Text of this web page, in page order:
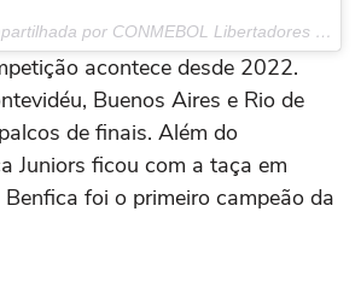
Uma publicação compartilhada por CONMEBOL Libertadores Sub 20 (@libertadoresu20)
acontece desde 2022.
Buenos Aires e Rio de
de finais. Além do
Juniors ficou com a taça em
foi o primeiro campeão da